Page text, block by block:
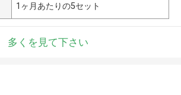
1ヶ月あたりの5セット
多くを見て下さい